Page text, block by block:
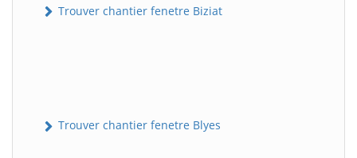
Trouver chantier fenetre Biziat
Trouver chantier fenetre Blyes